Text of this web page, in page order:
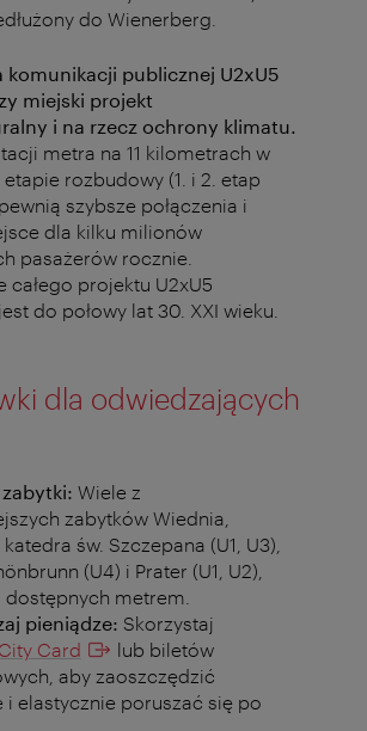
do Wienerberg.
komunikacji publicznej U2xU5
miejski projekt
i na rzecz ochrony klimatu.
metra na 11 kilometrach w
rozbudowy (1. i 2. etap
szybsze połączenia i
dla kilku milionów
pasażerów rocznie.
całego projektu U2xU5
do połowy lat 30. XXI wieku.
dla odwiedzających
Wiele z
zabytków Wiednia,
św. Szczepana (U1, U3),
(U4) i Prater (U1, U2),
dostępnych metrem.
pieniądze: Skorzystaj
Card
lub biletów
aby zaoszczędzić
i elastycznie poruszać się po